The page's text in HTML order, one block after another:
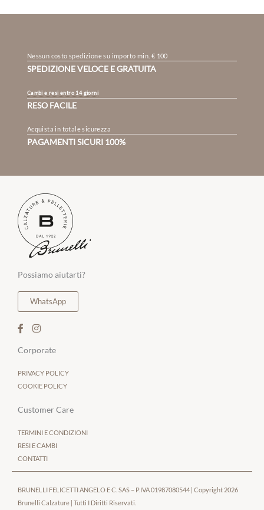
Nessun costo spedizione su importo min. € 100
SPEDIZIONE VELOCE E GRATUITA
Cambi e resi entro 14 giorni
RESO FACILE
Acquista in totale sicurezza
PAGAMENTI SICURI 100%
Possiamo aiutarti?
WhatsApp
Corporate
PRIVACY POLICY
COOKIE POLICY
Customer Care
TERMINI E CONDIZIONI
RESI E CAMBI
CONTATTI
BRUNELLI FELICETTI ANGELO E C. SAS – P.IVA 01987080544 | Copyright 2026
Brunelli Calzature | Tutti I Diritti Riservati.